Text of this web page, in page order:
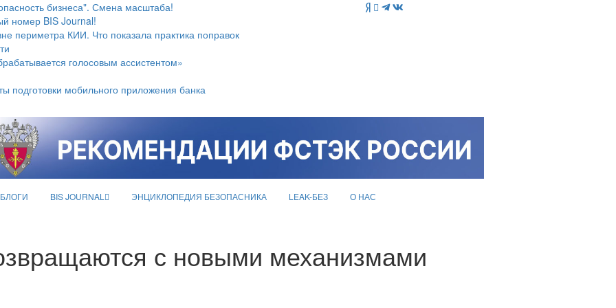
бизнеса". Смена масштаба!
номер BIS Journal!
периметра КИИ. Что показала практика поправок
голосовым ассистентом»
подготовки мобильного приложения банка
БЛОГИ BIS JOURNAL ЭНЦИКЛОПЕДИЯ БЕЗОПАСНИКА LEAK-БЕЗ О НАС
с новыми механизмами